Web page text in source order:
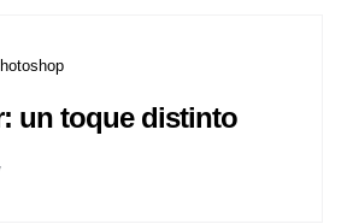
un toque distinto